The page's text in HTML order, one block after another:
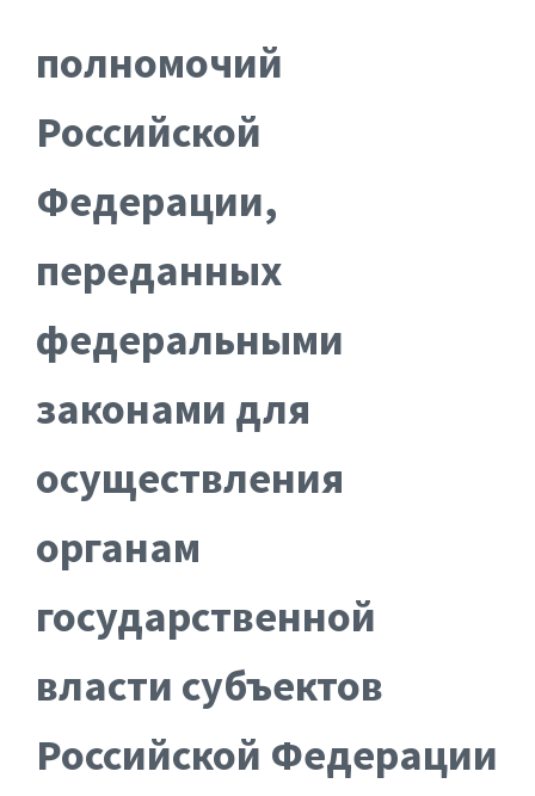
полномочий
Российской
Федерации,
переданных
федеральными
законами для
осуществления
органам
государственной
власти субъектов
Российской Федерации